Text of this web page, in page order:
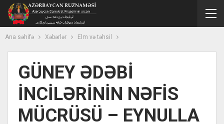
Ana səhifə Xəbərlər Elm və təhsil
GÜNEY ƏDƏBİ
İNCİLƏRİNİN NƏFİS
MÜCRÜSÜ – EYNULLA